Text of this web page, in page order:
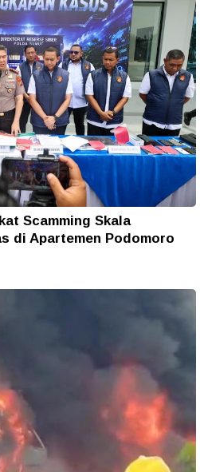
Scamming Skala
di Apartemen Podomoro